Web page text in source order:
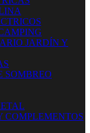
JARDÍN Y
SOMBREO
COMPLEMENTOS